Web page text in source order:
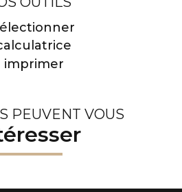
imprimer
PEUVENT VOUS